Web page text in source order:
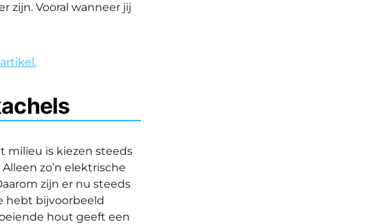
zijn. Vooral wanneer jij
milieu is kiezen steeds
zo’n elektrische
zijn er nu steeds
hebt bijvoorbeeld
hout geeft een